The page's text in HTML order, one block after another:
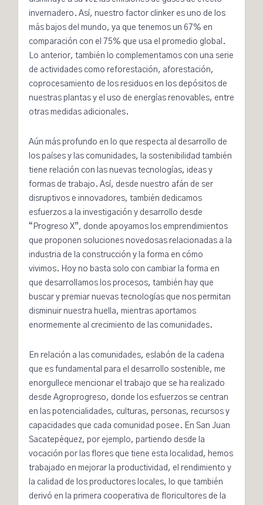
invernadero. Así, nuestro factor clinker es uno de los
más bajos del mundo, ya que tenemos un 67% en
comparación con el 75% que usa el promedio global.
Lo anterior, también lo complementamos con una serie
de actividades como reforestación, aforestación,
coprocesamiento de los residuos en los depósitos de
nuestras plantas y el uso de energías renovables, entre
otras medidas adicionales.
Aún más profundo en lo que respecta al desarrollo de
los países y las comunidades, la sostenibilidad también
tiene relación con las nuevas tecnologías, ideas y
formas de trabajo. Así, desde nuestro afán de ser
disruptivos e innovadores, también dedicamos
esfuerzos a la investigación y desarrollo desde
“Progreso X”, donde apoyamos los emprendimientos
que proponen soluciones novedosas relacionadas a la
industria de la construcción y la forma en cómo
vivimos. Hoy no basta solo con cambiar la forma en
que desarrollamos los procesos, también hay que
buscar y premiar nuevas tecnologías que nos permitan
disminuir nuestra huella, mientras aportamos
enormemente al crecimiento de las comunidades.
En relación a las comunidades, eslabón de la cadena
que es fundamental para el desarrollo sostenible, me
enorgullece mencionar el trabajo que se ha realizado
desde Agroprogreso, donde los esfuerzos se centran
en las potencialidades, culturas, personas, recursos y
capacidades que cada comunidad posee. En San Juan
Sacatepéquez, por ejemplo, partiendo desde la
vocación por las flores que tiene esta localidad, hemos
trabajado en mejorar la productividad, el rendimiento y
la calidad de los productores locales, lo que también
derivó en la primera cooperativa de floricultores de la